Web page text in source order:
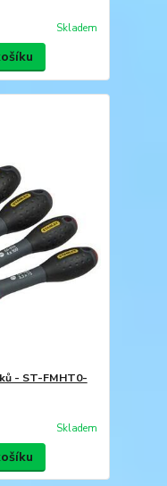
Skladem
- ST-FMHT0-
Skladem